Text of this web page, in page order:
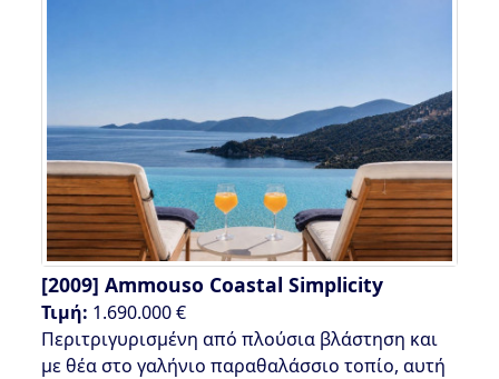
[2009] Ammouso Coastal Simplicity
Τιμή: 1.690.000 €
Περιτριγυρισμένη από πλούσια βλάστηση και
με θέα στο γαλήνιο παραθαλάσσιο τοπίο, αυτή